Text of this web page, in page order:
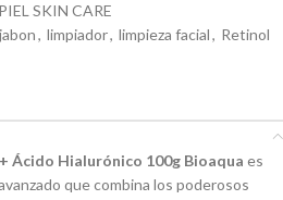
SKIN CARE
jabon, limpiador, limpieza facial, Retinol
Ácido Hialurónico 100g Bioaqua es
que combina los poderosos